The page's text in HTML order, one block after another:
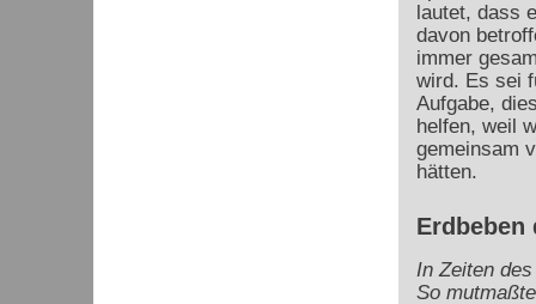
lautet, dass
davon
immer
wird. Es sei
Aufgabe,
helfen, weil
gemeinsam
hätten.
Erdbeben
In Zeiten
So